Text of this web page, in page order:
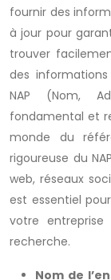
fournir des
à jour pour
trouver
des
NAP (Nom,
fondamental et
monde du
rigoureuse du
web, réseaux
est essentiel
votre
recherche.
Nom de